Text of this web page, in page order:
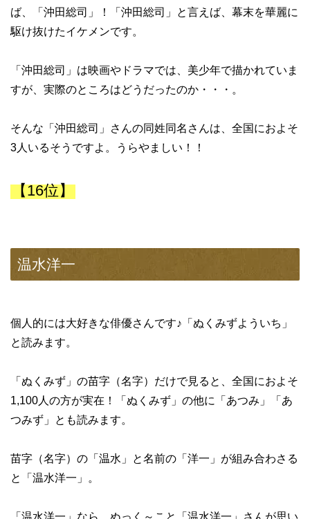
ば、「沖田総司」！「沖田総司」と言えば、幕末を華麗に
駆け抜けたイケメンです。
「沖田総司」は映画やドラマでは、美少年で描かれていま
すが、実際のところはどうだったのか・・・。
そんな「沖田総司」さんの同姓同名さんは、全国におよそ
3人いるそうですよ。うらやましい！！
【16位】
温水洋一
個人的には大好きな俳優さんです♪「ぬくみずよういち」
と読みます。
「ぬくみず」の苗字（名字）だけで見ると、全国におよそ
1,100人の方が実在！「ぬくみず」の他に「あつみ」「あ
つみず」とも読みます。
苗字（名字）の「温水」と名前の「洋一」が組み合わさる
と「温水洋一」。